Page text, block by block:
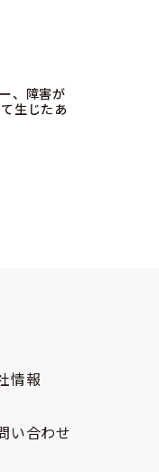
、障害が
生じたあ
情報
い合わせ